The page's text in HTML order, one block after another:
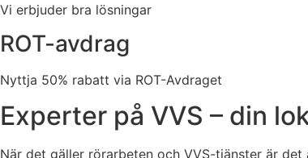
Vi erbjuder bra lösningar
ROT-avdrag
Nyttja 50% rabatt via ROT-Avdraget
Experter på VVS – din
När det gäller rörarbeten och VVS-tjänster är